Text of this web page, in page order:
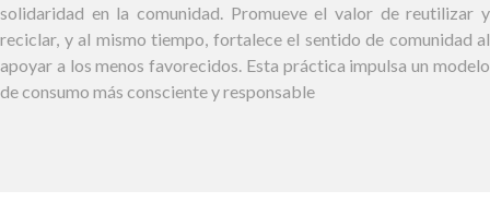
solidaridad en la comunidad. Promueve el valor de reutilizar y
reciclar, y al mismo tiempo, fortalece el sentido de comunidad al
apoyar a los menos favorecidos. Esta práctica impulsa un modelo
de consumo más consciente y responsable